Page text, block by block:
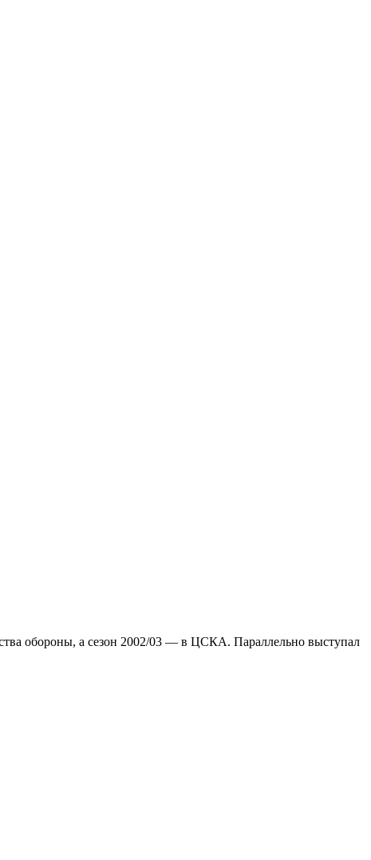
обороны, а сезон 2002/03 — в ЦСКА. Параллельно выступал